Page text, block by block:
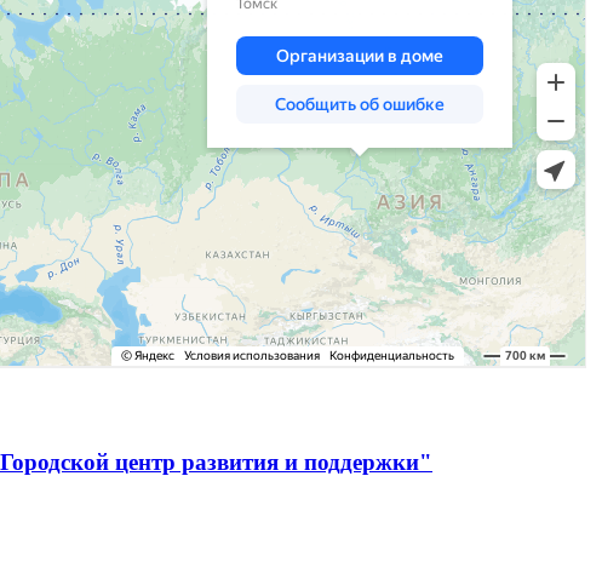
центр развития и поддержки"